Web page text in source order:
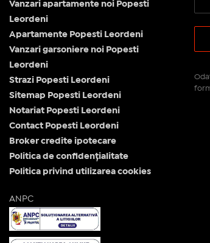
Vanzari apartamente noi Popesti
Leordeni
Apartamente Popesti Leordeni
Vanzari garsoniere noi Popesti
Leordeni
Strazi Popesti Leordeni
Sitemap Popesti Leordeni
Notariat Popesti Leordeni
Contact Popesti Leordeni
Broker credite ipotecare
Politica de confidențialitate
Politica privind utilizarea cookies
ANPC